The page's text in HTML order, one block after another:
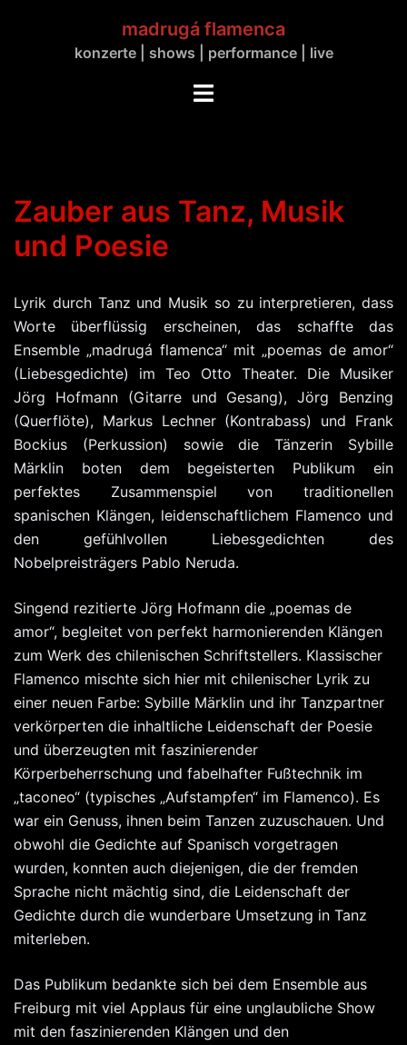
madrugá flamenca
konzerte | shows | performance | live
Menü
Zauber aus Tanz, Musik
und Poesie
Lyrik durch Tanz und Musik so zu interpretieren, dass
Worte überflüssig erscheinen, das schaffte das
Ensemble „madrugá flamenca“ mit „poemas de amor“
(Liebesgedichte) im Teo Otto Theater. Die Musiker
Jörg Hofmann (Gitarre und Gesang), Jörg Benzing
(Querflöte), Markus Lechner (Kontrabass) und Frank
Bockius (Perkussion) sowie die Tänzerin Sybille
Märklin boten dem begeisterten Publikum ein
perfektes Zusammenspiel von traditionellen
spanischen Klängen, leidenschaftlichem Flamenco und
den gefühlvollen Liebesgedichten des
Nobelpreisträgers Pablo Neruda.
Singend rezitierte Jörg Hofmann die „poemas de
amor“, begleitet von perfekt harmonierenden Klängen
zum Werk des chilenischen Schriftstellers. Klassischer
Flamenco mischte sich hier mit chilenischer Lyrik zu
einer neuen Farbe: Sybille Märklin und ihr Tanzpartner
verkörperten die inhaltliche Leidenschaft der Poesie
und überzeugten mit faszinierender
Körperbeherrschung und fabelhafter Fußtechnik im
„taconeo“ (typisches „Aufstampfen“ im Flamenco). Es
war ein Genuss, ihnen beim Tanzen zuzuschauen. Und
obwohl die Gedichte auf Spanisch vorgetragen
wurden, konnten auch diejenigen, die der fremden
Sprache nicht mächtig sind, die Leidenschaft der
Gedichte durch die wunderbare Umsetzung in Tanz
miterleben.
Das Publikum bedankte sich bei dem Ensemble aus
Freiburg mit viel Applaus für eine unglaubliche Show
mit den faszinierenden Klängen und den